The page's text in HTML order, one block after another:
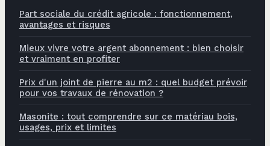
Part sociale du crédit agricole : fonctionnement,
avantages et risques
Mieux vivre votre argent abonnement : bien choisir
et vraiment en profiter
Prix d'un joint de pierre au m2 : quel budget prévoir
pour vos travaux de rénovation ?
Masonite : tout comprendre sur ce matériau bois,
usages, prix et limites